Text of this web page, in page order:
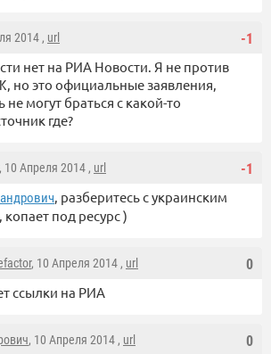
-1
2014 , url
нет на РИА Новости. Я не против
но это официальные заявления,
не могут браться с какой-то
где?
-1
, 10 Апреля 2014 , url
, разберитесь с украинским
копает под ресурс )
0
, 10 Апреля 2014 , url
ссылки на РИА
0
, 10 Апреля 2014 , url